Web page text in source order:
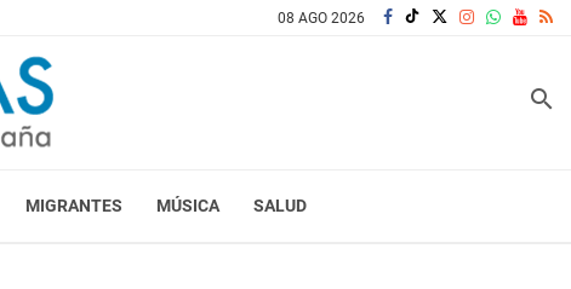
08 AGO 2026
search
MIGRANTES MÚSICA SALUD